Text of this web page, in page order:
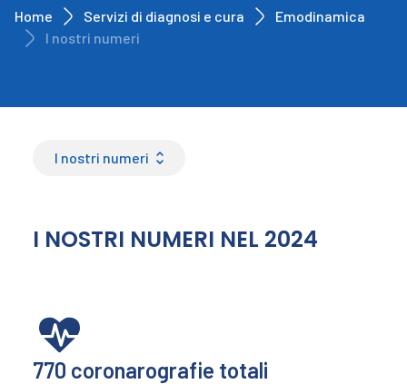
Home Servizi di diagnosi e cura
Emodinamica
I nostri numeri
I nostri numeri
Presentazione
I NOSTRI NUMERI NEL 2024
770 coronarografie totali